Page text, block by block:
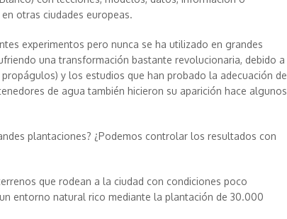
otras ciudades europeas.
experimentos pero nunca se ha utilizado en grandes
una transformación bastante revolucionaria, debido a
y los estudios que han probado la adecuación de
de agua también hicieron su aparición hace algunos
plantaciones? ¿Podemos controlar los resultados con
que rodean a la ciudad con condiciones poco
entorno natural rico mediante la plantación de 30.000